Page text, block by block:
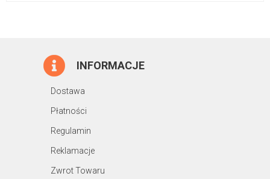
INFORMACJE
Dostawa
Płatności
Regulamin
Reklamacje
Zwrot Towaru